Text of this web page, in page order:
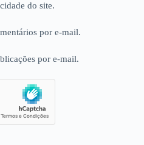
do site.
por e-mail.
por e-mail.